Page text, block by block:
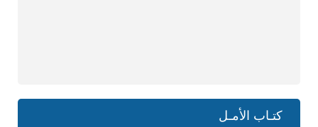
كتـاب الأمـل